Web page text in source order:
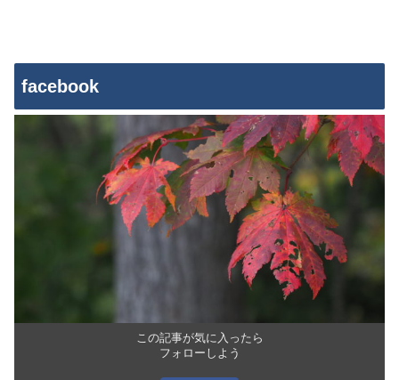
facebook
この記事が気に入ったら
フォローしよう